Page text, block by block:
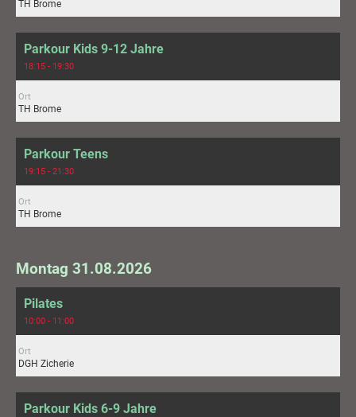
TH Brome
Parkour Kids 9-12 Jahre
18:15 - 19:30
Ort
TH Brome
Parkour Teens
19:15 - 21:30
Ort
TH Brome
Montag 31.08.2026
Pilates
10:00 - 11:00
Ort
DGH Zicherie
Parkour Kids 6-9 Jahre